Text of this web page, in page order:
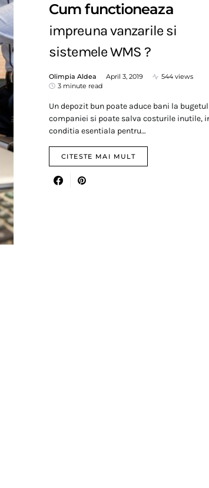
Cum functioneaza
impreuna vanzarile si
sistemele WMS ?
Olimpia Aldea April 3, 2019
544 views
3 minute read
Un depozit bun poate aduce bani la bugetul
companiei si poate salva costurile inutile,
conditia esentiala pentru…
CITESTE MAI MULT